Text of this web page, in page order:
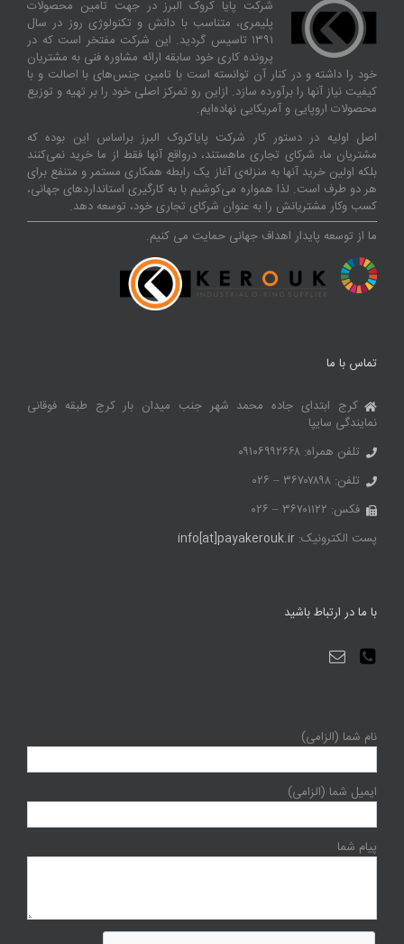
شرکت پایا کروک البرز در جهت تامین محصولات
پلیمری، متناسب با دانش و تکنولوژی روز در سال
۱۳۹۱ تاسیس گردید. این شرکت مفتخر است که در
پرونده کاری خود سابقه ارائه مشاوره فنی به مشتریان
خود را داشته و در کنار آن توانسته‌ است با تامین جنس‌های با اصالت و با
کیفیت نیاز آنها را برآورده سازد. ازاین‌ رو تمرکز اصلی خود را بر تهیه و توزیع
محصولات اروپایی و آمریکایی نهاده‌ایم.
اصل اولیه در دستور کار شرکت پایاکروک البرز براساس این بوده که
مشتریان ما، شرکای تجاری ماهستند، درواقع آنها فقط از ما خرید نمی‌کنند
بلکه اولین خرید آنها به منزله‌ی آغاز یک رابطه همکاری مستمر و متنفع برای
هر دو طرف است. لذا همواره می‌کوشیم با به کارگیری استانداردهای جهانی،
کسب‌ و‌کار مشتریانش را به عنوان شرکای تجاری خود، توسعه دهد.
ما از توسعه پایدار اهداف جهانی حمایت می کنیم.
تماس با ما
کرج ابتدای جاده محمد شهر جنب میدان بار کرج طبقه فوقانی
نمایندگی سایپا
تلفن همراه: ۰۹۱۰۶۹۹۲۶۶۸
تلفن: ۳۶۷۰۷۸۹۸ – ۰۲۶
فکس: ۳۶۷۰۱۱۲۲ – ۰۲۶
پست الکترونیک: info[at]payakerouk.ir
با ما در ارتباط باشید
نام شما (الزامی)
ایمیل شما (الزامی)
پیام شما